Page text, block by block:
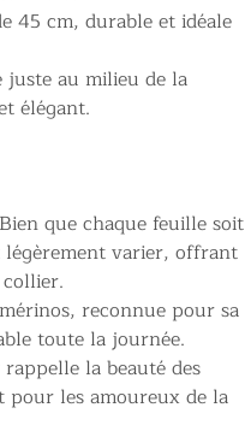
45 cm, durable et idéale
au milieu de la
élégant.
Bien que chaque feuille soit
varier, offrant
reconnue pour sa
toute la journée.
la beauté des
pour les amoureux de la